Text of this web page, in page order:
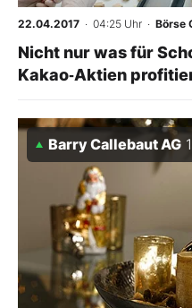
22.04.2017 · 04:25 Uhr · Börse
Nicht nur was für
Kakao‑Aktien
Barry Callebaut AG